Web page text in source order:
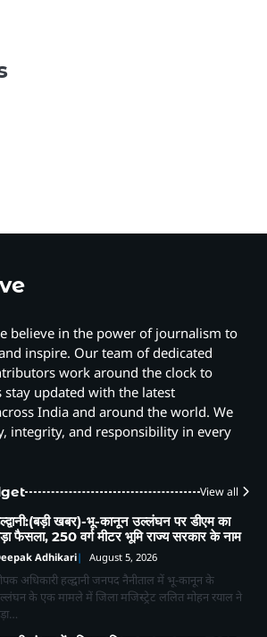
believe in the power of journalism to
inspire. Our team of dedicated
work around the clock to
stay updated with the latest
India and around the world. We
integrity, and responsibility in every
View all
खबर)-भू-कानून उल्लंघन पर डीएम का
फैसला, 250 वर्ग मीटर भूमि राज्य सरकार के नाम
Adhikari August 5, 2026
अधिकारी हल्द्वानी जनपद नैनीताल में भू-कानून के
के एक मामले में जिला मजिस्ट्रेट ललित मोहन रयाल ने